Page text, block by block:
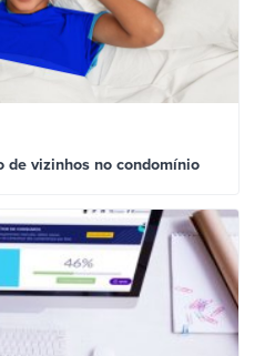
de vizinhos no condomínio